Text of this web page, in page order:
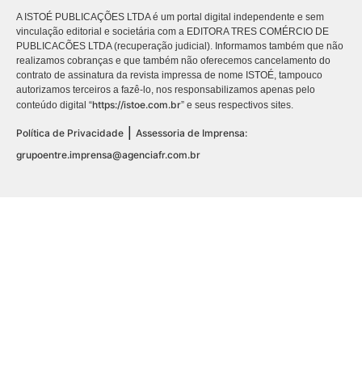
A ISTOÉ PUBLICAÇÕES LTDA é um portal digital independente e sem
vinculação editorial e societária com a EDITORA TRES COMÉRCIO DE
PUBLICACÕES LTDA (recuperação judicial). Informamos também que não
realizamos cobranças e que também não oferecemos cancelamento do
contrato de assinatura da revista impressa de nome ISTOÉ, tampouco
autorizamos terceiros a fazê-lo, nos responsabilizamos apenas pelo
conteúdo digital “https://istoe.com.br” e seus respectivos sites.
Política de Privacidade
Assessoria de Imprensa:
grupoentre.imprensa@agenciafr.com.br